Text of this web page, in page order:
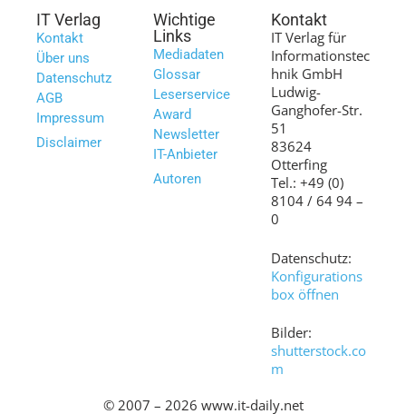
IT Verlag
Kontakt
Über uns
Datenschutz
AGB
Impressum
Disclaimer
Wichtige
Links
Mediadaten
Glossar
Leserservice
Award
Newsletter
IT-Anbieter
Autoren
Kontakt
IT Verlag für
Informationstec
hnik GmbH
Ludwig-
Ganghofer-Str.
51
83624
Otterfing
Tel.: +49 (0)
8104 / 64 94 –
0
Datenschutz:
Konfigurations
box öffnen
Bilder:
shutterstock.co
m
© 2007 – 2026 www.it-daily.net